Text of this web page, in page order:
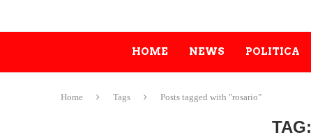
HOME NEWS POLITICA
Home Tags Posts tagged with "rosario"
TAG: